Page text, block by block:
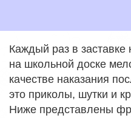
Каждый раз в
на школьной доске
качестве наказания
это приколы, шутки и
Ниже представлены